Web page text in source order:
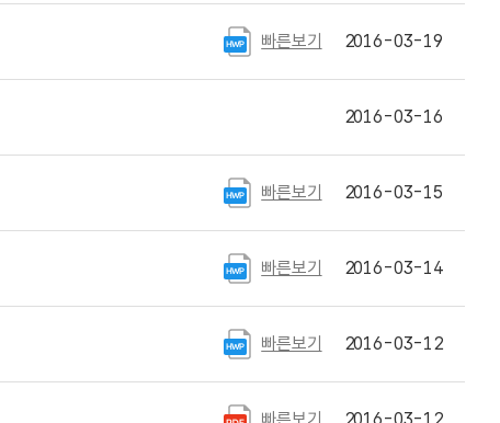
빠른보기 2016-03-19
2016-03-16
빠른보기 2016-03-15
빠른보기 2016-03-14
빠른보기 2016-03-12